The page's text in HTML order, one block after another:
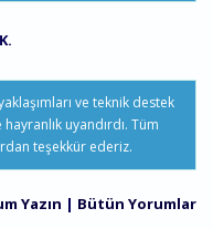
ve teknik destek
uyandırdı. Tüm
teşekkür ederiz.
Yazın | Bütün Yorumlar